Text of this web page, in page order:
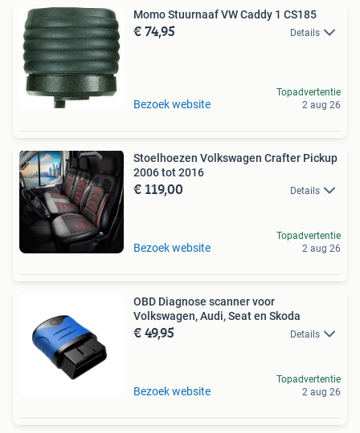
Momo Stuurnaaf VW Caddy 1 CS185
€ 74,95 Details
Bezoek website
Topadvertentie
2 aug 26
Stoelhoezen Volkswagen Crafter Pickup
2006 tot 2016
€ 119,00 Details
Bezoek website
Topadvertentie
2 aug 26
OBD Diagnose scanner voor
Volkswagen, Audi, Seat en Skoda
€ 49,95 Details
Bezoek website
Topadvertentie
2 aug 26